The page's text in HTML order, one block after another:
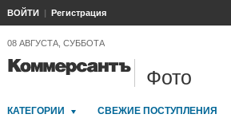
ВОЙТИ Регистрация
08 АВГУСТА, СУББОТА
Фото
КАТЕГОРИИ СВЕЖИЕ ПОСТУПЛЕНИЯ